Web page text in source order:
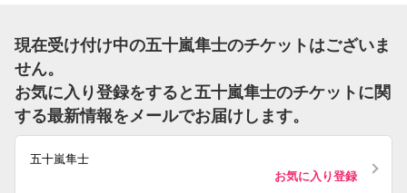
現在受け付け中の五十嵐隼士のチケットはございま
せん。
お気に入り登録をすると五十嵐隼士のチケットに関
する最新情報をメールでお届けします。
五十嵐隼士
お気に入り登録